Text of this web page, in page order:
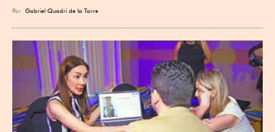
Por Gabriel Quadri de la Torre